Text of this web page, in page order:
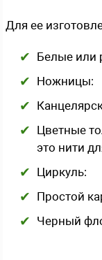
Для ее
Белые или
Ножницы:
Цветные
это нити
Циркуль:
Простой
Черный